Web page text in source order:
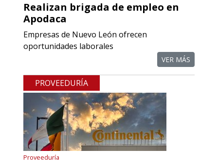
Realizan brigada de empleo en
Apodaca
Empresas de Nuevo León ofrecen
oportunidades laborales
VER MÁS
PROVEEDURÍA
Proveeduría